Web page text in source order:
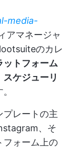
media-
アマネージャ
のカレ
ットフォーム
ケジューリ
プレートの主
、そ
フォーム上の